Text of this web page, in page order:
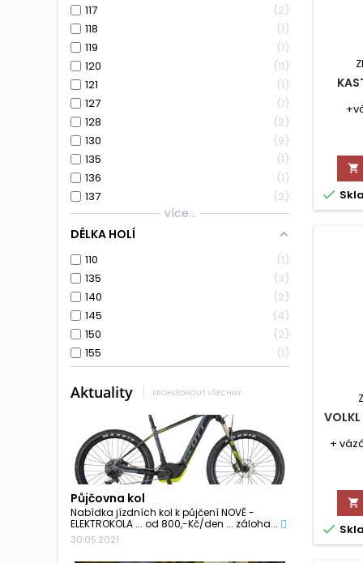
117
2
118
1
119
1
120
11
121
1
127
1
128
2
130
9
135
1
136
1
137
2
více...
DÉLKA HOLÍ
110
1
135
3
140
2
145
4
150
2
155
1
Aktuality PROHLÉDNOUT VŠECHNY
Půjčovna kol
Nabídka jízdních kol k půjčení NOVĚ -
ELEKTROKOLA ... od 800,-Kč/den ... záloha...
30.05.2021


VOLKL
+

